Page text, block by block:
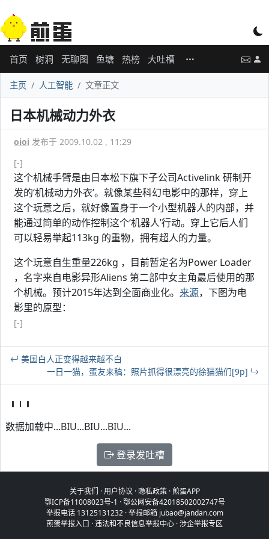
首页 树洞 无聊图 鱼塘 热榜 大吐槽
主页 人工智能 文章正文
日本机械动力外衣
oioi 发布于 2009.10.02 , 11:29
[-]
这个机械手臂是由日本松下旗下子公司Activelink 研制开
发的‘机械动力外衣’。就像某些科幻电影中的那样，穿上
这个玩意之后，就好像置身于一个小型机器人的内部，并
能通过简单的动作控制这个‘机器人’行动。穿上它后人们
可以轻易举起113kg 的重物，拥有超人的力量。
这个玩意自生重量226kg ，目前暂定名为Power Loader
，名字来自电影异形Aliens 第二部中女主角最后使用的那
个机械。预计2015年达到全面商业化。 来源，下图为电
影里的原型：
[-]
美国白人正变得越来越不白
一日一猫，蛋友来稿：照片抓得很漂亮的徐猫猫们[9p]
数据加载中...BIU...BIU...BIU...
登录发吐槽
关于我们 ·用户协议 · 隐私政策·煎蛋APP
鄂ICP备11008023号-1 ·鄂公网安备42018502002747号
举报电话 13125131232 · 举报邮箱 jubao@jandan.com
煎蛋举报入口 ·违法和不良信息举报中心 ·涉企举报专区